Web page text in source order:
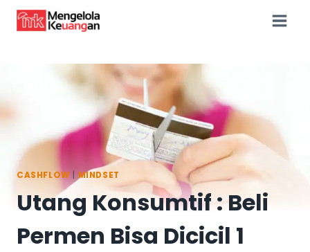
Skip
CASHFLOW |MINDSET
Utang Konsumtif : Beli
Permen Bisa Dicicil 1